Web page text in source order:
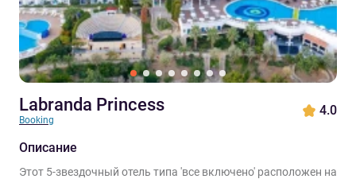
Labranda Princess
Booking
4.0
Описание
Этот 5-звездочный отель типа 'все включено' расположен на